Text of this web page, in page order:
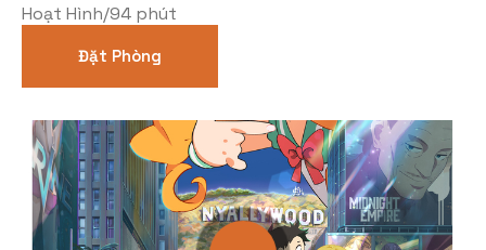
Phim sắp chiếu
Phim kinh dị
Hài hước
Hoạt hình
Tin Tức
Hoạt Hình/94 phút
Đặt Phòng